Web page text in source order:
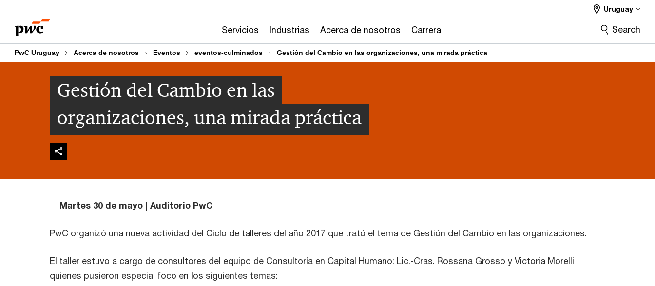
content
footer
Servicios Industrias Acerca de nosotros Carrera
Uruguay
Search
PwC Uruguay Acerca de nosotros Eventos eventos-culminados Gestión del Cambio en las organizaciones, una mirada práctica
Gestión del Cambio en las
organizaciones, una mirada práctica
Martes 30 de mayo | Auditorio PwC
PwC organizó una nueva actividad del Ciclo de talleres del año 2017 que trató el tema de Gestión del Cambio en las organizaciones.
El taller estuvo a cargo de consultores del equipo de Consultoría en Capital Humano: Lic.-Cras. Rossana Grosso y Victoria Morelli
quienes pusieron especial foco en los siguientes temas: